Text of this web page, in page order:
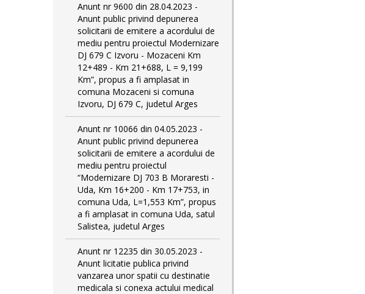
Anunt nr 9600 din 28.04.2023 -
Anunt public privind depunerea
solicitarii de emitere a acordului de
mediu pentru proiectul Modernizare
DJ 679 C Izvoru - Mozaceni Km
12+489 - Km 21+688, L = 9,199
Km”, propus a fi amplasat in
comuna Mozaceni si comuna
Izvoru, DJ 679 C, judetul Arges
Anunt nr 10066 din 04.05.2023 -
Anunt public privind depunerea
solicitarii de emitere a acordului de
mediu pentru proiectul
“Modernizare DJ 703 B Moraresti -
Uda, Km 16+200 - Km 17+753, in
comuna Uda, L=1,553 Km”, propus
a fi amplasat in comuna Uda, satul
Salistea, judetul Arges
Anunt nr 12235 din 30.05.2023 -
Anunt licitatie publica privind
vanzarea unor spatii cu destinatie
medicala si conexa actului medical